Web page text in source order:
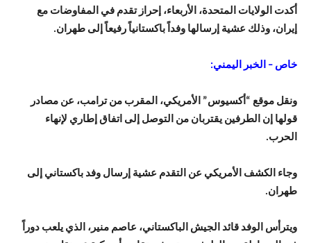
أكدت الولايات المتحدة، الأربعاء، إحراز تقدم في المفاوضات مع
إيران، وذلك عشية إرسالها وفداً باكستانياً رفيعاً إلى طهران.
خاص – الخبر اليمني:
ونقل موقع “أكسيوس” الأمريكي، المقرب من ترامب، عن مصادر
قولها إن الطرفين يقتربان من التوصل إلى اتفاق إطاري لإنهاء
الحرب.
وجاء الكشف الأمريكي عن التقدم عشية إرسال وفد باكستاني إلى
طهران.
ويترأس الوفد قائد الجيش الباكستاني، عاصم منير، الذي يلعب دوراً